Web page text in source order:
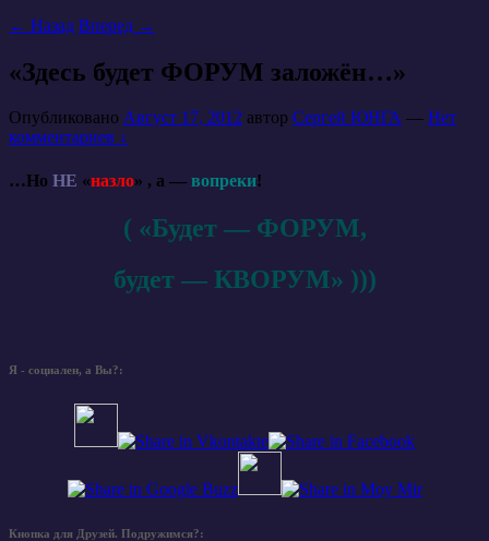
← Назад Вперед →
«Здесь будет ФОРУМ заложён…»
Опубликовано Август 17, 2012 автор Сергей ЮНГА — Нет
комментариев ↓
…Но НЕ «назло» , а — вопреки!
( «Будет — ФОРУМ,
будет — КВОРУМ» )))
Я - социален, а Вы?:
Кнопка для Друзей. Подружимся?: